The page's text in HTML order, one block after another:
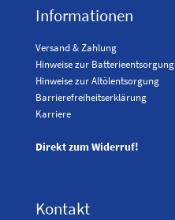
Informationen
Versand & Zahlung
Hinweise zur Batterieentsorgung
Hinweise zur Altölentsorgung
Barrierefreiheitserklärung
Karriere
Direkt zum Widerruf!
Kontakt